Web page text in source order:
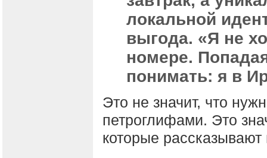
локальной
выгода. «Я не
номере.
понимать: я в
Это не значит, что
петроглифами. Это
которые